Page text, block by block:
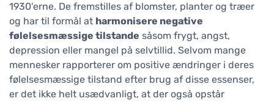
1930'erne. De fremstilles af blomster, planter og træer
og har til formål at harmonisere negative
følelsesmæssige tilstande såsom frygt, angst,
depression eller mangel på selvtillid. Selvom mange
mennesker rapporterer om positive ændringer i deres
følelsesmæssige tilstand efter brug af disse essenser,
er det ikke helt usædvanligt, at der også opstår